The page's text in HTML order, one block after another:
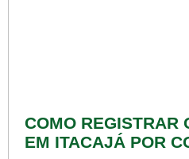
COMO REGISTRAR
EM ITACAJÁ POR